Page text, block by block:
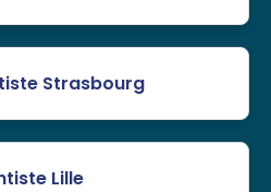
Strasbourg
Lille